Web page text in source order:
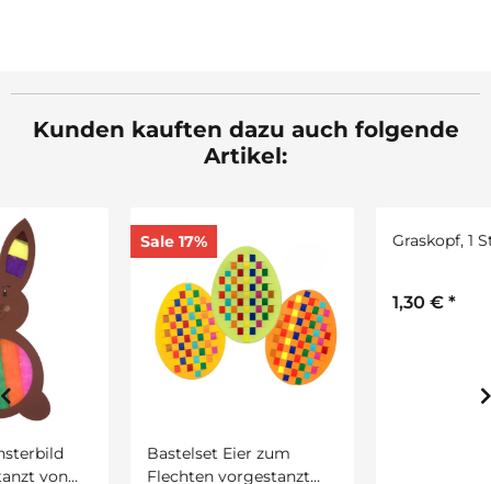
Kunden kauften dazu auch folgende
Artikel:
Sale 17%
Bastelset Eier zum
Flechten vorgestanzt
Graskopf, 1 Stück